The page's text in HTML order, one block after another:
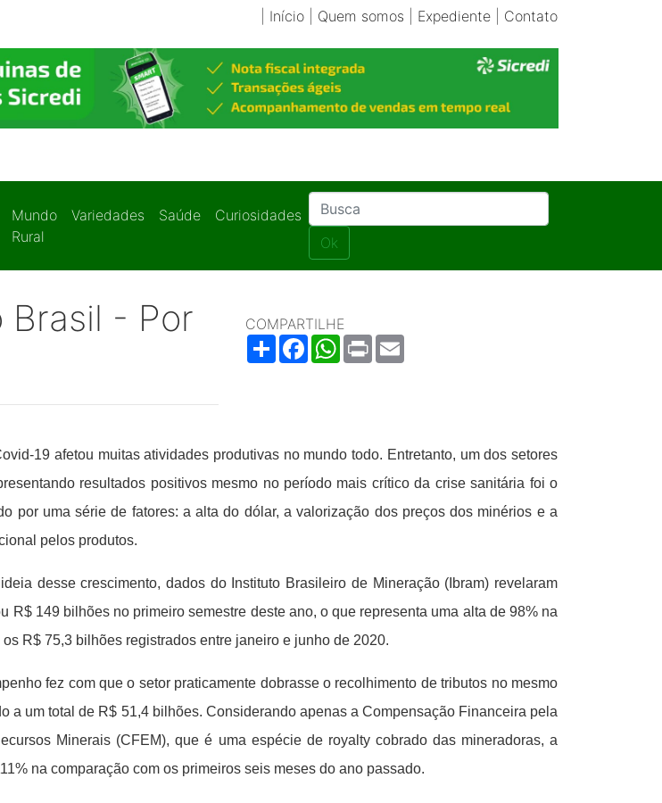
Início| Quem somos Expediente| Contato
Mundo
Rural
Variedades Saúde
Curiosidades
Ok
Brasil - Por
COMPARTILHE
ShareFacebookWhatsApp
Print
19 afetou muitas atividades produtivas no mundo todo. Entretanto, um dos setores
resultados positivos mesmo no período mais crítico da crise sanitária foi o
por uma série de fatores: a alta do dólar, a valorização dos preços dos minérios e a
pelos produtos.
desse crescimento, dados do Instituto Brasileiro de Mineração (Ibram) revelaram
R$ 149 bilhões no primeiro semestre deste ano, o que representa uma alta de 98% na
R$ 75,3 bilhões registrados entre janeiro e junho de 2020.
fez com que o setor praticamente dobrasse o recolhimento de tributos no mesmo
a um total de R$ 51,4 bilhões. Considerando apenas a Compensação Financeira pela
Minerais (CFEM), que é uma espécie de royalty cobrado das mineradoras, a
na comparação com os primeiros seis meses do ano passado.